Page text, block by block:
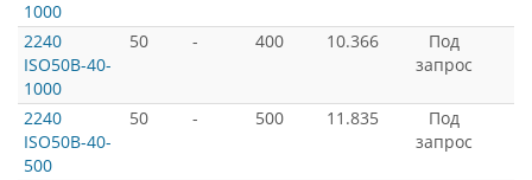
1000
2240
ISO50B-40-
1000
50 - 400 10.366
Под
запрос
2240
ISO50B-40-
500
50 - 500 11.835
Под
запрос